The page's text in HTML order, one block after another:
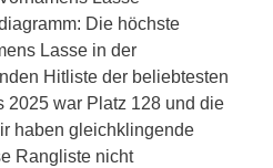
Die höchste
Lasse in der
Hitliste der beliebtesten
2025 war Platz 128 und die
haben gleichklingende
Rangliste nicht